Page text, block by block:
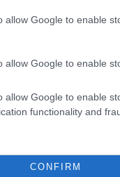
allow Google to enable
allow Google to enable
allow Google to enable
functionality and
CONFIRM
ημέρα! Έκανε το 2-
φάσεις κοντά
footwork και με